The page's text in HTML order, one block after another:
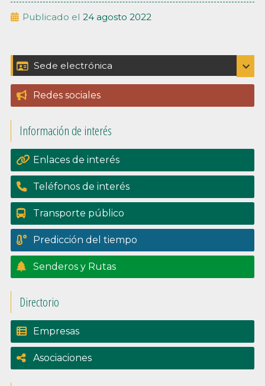
Publicado el 24 agosto 2022
Barra
lateral
principal
Sede electrónica expand_more
Catálogo de trámites
Padrón
Perfil del contratante
Portal de transpariencia
Redes sociales
Información de interés
Enlaces de interés
Teléfonos de interés
Transporte público
Predicción del tiempo
Senderos y Rutas
Directorio
Empresas
Asociaciones